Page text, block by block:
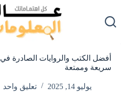
المحتوى
سريعة وممتعة
يوليو 14, 2025 تعليق واحد